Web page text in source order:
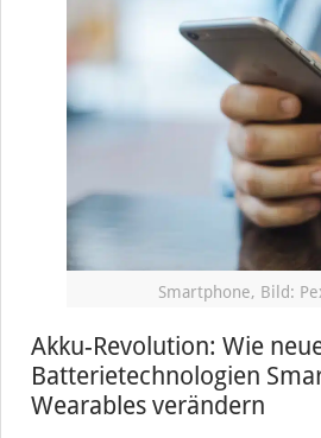
Smartphone, Bild:
Akku-Revolution: Wie
Batterietechnologien
Wearables verändern